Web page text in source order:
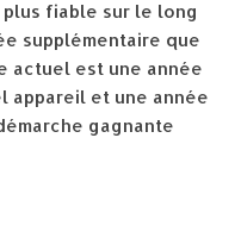
fiable sur le long
supplémentaire que
actuel est une année
appareil et une année
gagnante